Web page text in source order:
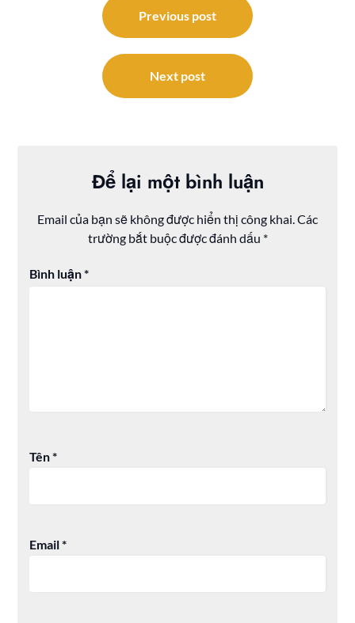
Previous post
Next post
Để lại một bình luận
Email của bạn sẽ không được hiển thị công khai.Các
trường bắt buộc được đánh dấu *
Bình luận*
Tên*
Email*